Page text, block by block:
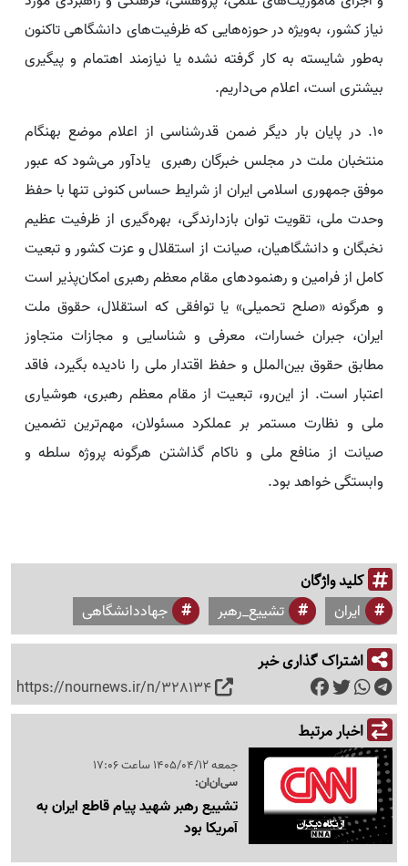
نیاز کشور، به‌ویژه در حوزه‌هایی که ظرفیت‌های دانشگاهی تاکنون
به‌طور شایسته به‌ کار گرفته نشده یا نیازمند اهتمام و پیگیری
بیشتری است، اعلام می‌داریم.
۱۰. در پایان بار دیگر ضمن قدرشناسی از اعلام موضع بهنگام
منتخبان ملت در مجلس خبرگان رهبری یادآور می‌شود که عبور
موفق جمهوری اسلامی ایران از شرایط حساس کنونی تنها با حفظ
وحدت ملی، تقویت توان بازدارندگی، بهره‌گیری از ظرفیت عظیم
نخبگان و دانشگاهیان، صیانت از استقلال و عزت کشور و تبعیت
کامل از فرامین و رهنمودهای مقام معظم رهبری امکان‌پذیر است
و هرگونه «صلح تحمیلی» یا توافقی که استقلال، حقوق ملت
ایران، جبران خسارات، معرفی و شناسایی و مجازات متجاوز
مطابق حقوق بین‌الملل و حفظ اقتدار ملی را نادیده بگیرد، فاقد
اعتبار است. از این‌رو، تبعیت از مقام معظم رهبری، هوشیاری
ملی و نظارت مستمر بر عملکرد مسئولان، مهم‌ترین تضمین
صیانت از منافع ملی و ناکام گذاشتن هرگونه پروژه سلطه و
وابستگی خواهد بود.
کلید واژگان
ایران تشییع_رهبر جهاددانشگاهی
اشتراک گذاری خبر
https://nournews.ir/n/328134
اخبار مرتبط
جمعه 1405/04/12 ساعت 17:06
سی‌ان‌ان:
تشییع رهبر شهید پیام قاطع ایران به
آمریکا بود